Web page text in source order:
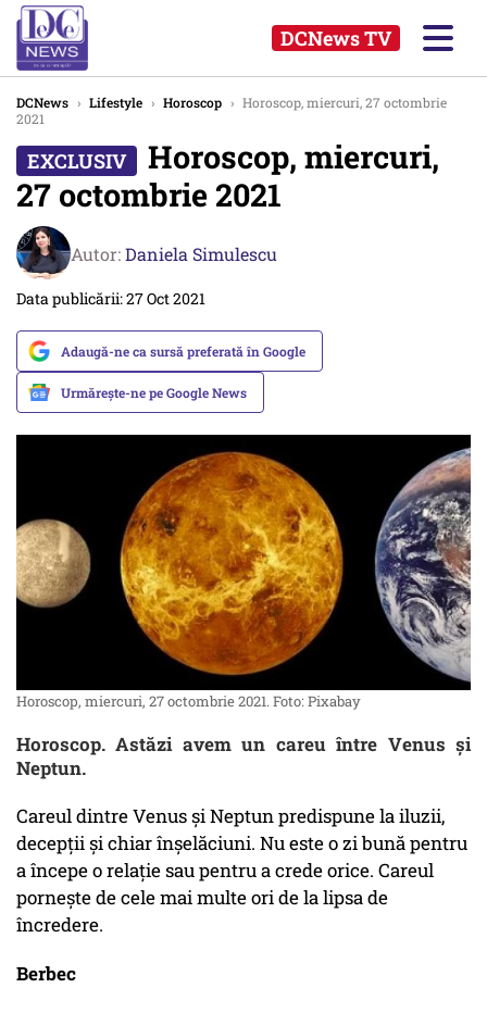
DCNews TV
DCNews › Lifestyle › Horoscop › Horoscop, miercuri, 27 octombrie
2021
Horoscop, miercuri,
27 octombrie 2021
Autor:Daniela Simulescu
Data publicării: 27 Oct 2021
Adaugă-ne ca sursă preferată în Google
Urmărește-ne pe Google News
Horoscop, miercuri, 27 octombrie 2021. Foto: Pixabay
Horoscop. Astăzi avem un careu între Venus și
Neptun.
Careul dintre Venus și Neptun predispune la iluzii,
decepții și chiar înșelăciuni. Nu este o zi bună pentru
a începe o relație sau pentru a crede orice. Careul
pornește de cele mai multe ori de la lipsa de
încredere.
Berbec